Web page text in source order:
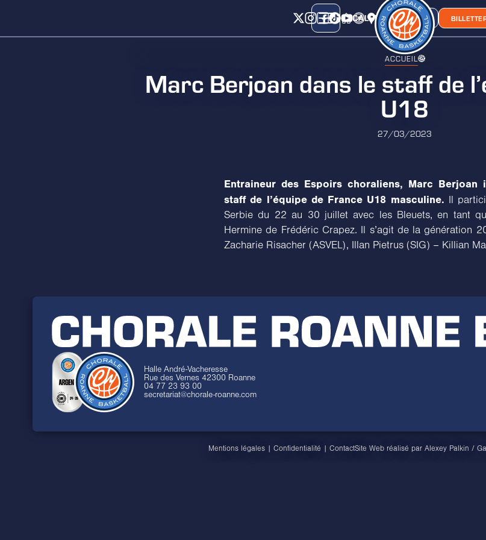
CALENDRIERCLASSEMENT
BOUTIQUE
ACCUEIL
Marc Berjoan dans le staff de
U18
27/03/2023
Entraineur des Espoirs choraliens, Marc
staff de l’équipe de France U18 masculine. Il
Serbie du 22 au 30 juillet avec les Bleuets, en tant
Hermine de Frédéric Crapez. Il s’agit de la génération
Zacharie Risacher (ASVEL), Illan Pietrus (SIG) – Killian
Halle André-Vacheresse
Rue des Vernes 42300 Roanne
04 77 23 93 00
secretariat@chorale-roanne.com
Mentions légales | Confidentialité | ContactSite Web réalisé par Alexey Palkin /